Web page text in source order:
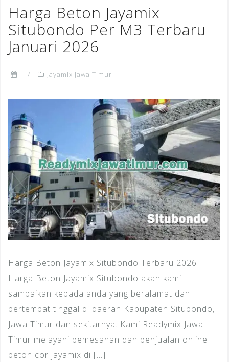
Harga Beton Jayamix
Situbondo Per M3 Terbaru
Januari 2026
Jayamix Jawa Timur
Harga Beton Jayamix Situbondo Terbaru 2026
Harga Beton Jayamix Situbondo akan kami
sampaikan kepada anda yang beralamat dan
bertempat tinggal di daerah Kabupaten Situbondo,
Jawa Timur dan sekitarnya. Kami Readymix Jawa
Timur melayani pemesanan dan penjualan online
beton cor jayamix di […]